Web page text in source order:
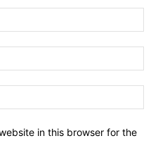
in this browser for the